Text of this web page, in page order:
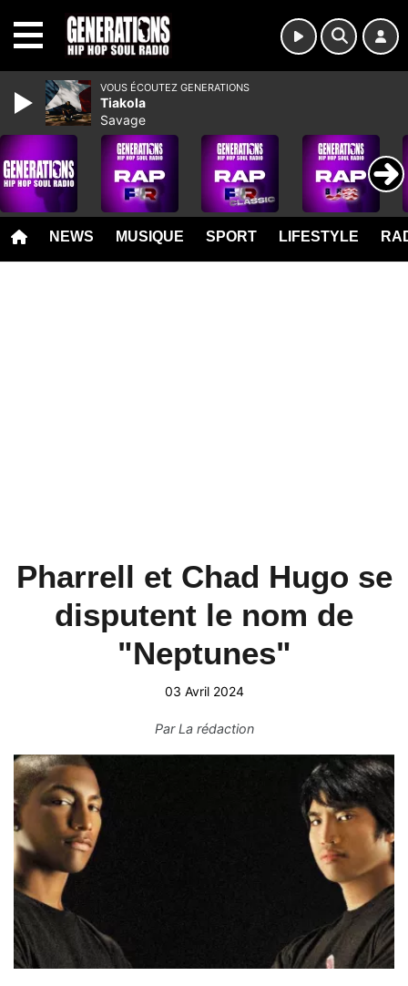
NEWS MUSIQUE SPORT LIFESTYLE
Pharrell et Chad Hugo se
disputent le nom de
"Neptunes"
03 Avril 2024
ParLa rédaction
VOUS ÉCOUTEZ GENERATIONS
Tiakola
Savage